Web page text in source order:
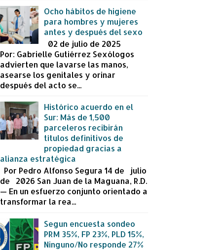
Ocho hábitos de higiene
para hombres y mujeres
antes y después del sexo
02 de julio de 2025
Por: Gabrielle Gutiérrez Sexólogos
advierten que lavarse las manos,
asearse los genitales y orinar
después del acto se...
Histórico acuerdo en el
Sur: Más de 1,500
parceleros recibirán
títulos definitivos de
propiedad gracias a
alianza estratégica
Por Pedro Alfonso Segura 14 de julio
de 2026 San Juan de la Maguana, R.D.
— En un esfuerzo conjunto orientado a
transformar la rea...
Segun encuesta sondeo
PRM 35%, FP 23%, PLD 15%,
Ninguno/No responde 27%